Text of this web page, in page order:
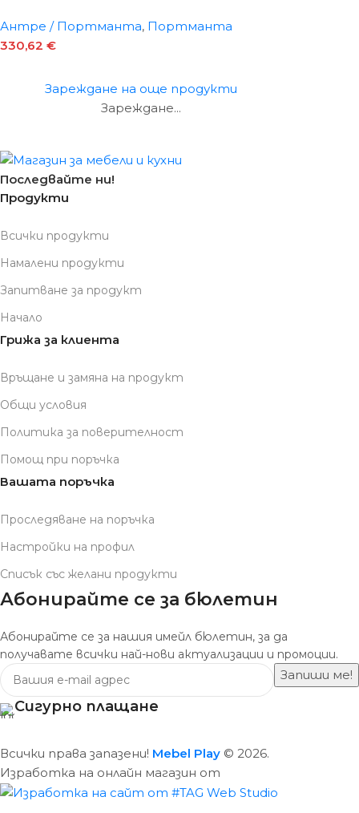
Антре / Портманта, Портманта
330,62 €
Зареждане на още продукти
Зареждане...
Последвайте ни!
Продукти
Всички продукти
Намалени продукти
Запитване за продукт
Начало
Грижа за клиента
Връщане и замяна на продукт
Общи условия
Политика за поверителност
Помощ при поръчка
Вашата поръчка
Проследяване на поръчка
Настройки на профил
Списък със желани продукти
Абонирайте се за бюлетин
Абонирайте се за нашия имейл бюлетин, за да
получавате всички най-нови актуализации и промоции.
Сигурно плащане
Всички права запазени! Mebel Play © 2026.
Изработка на онлайн магазин от